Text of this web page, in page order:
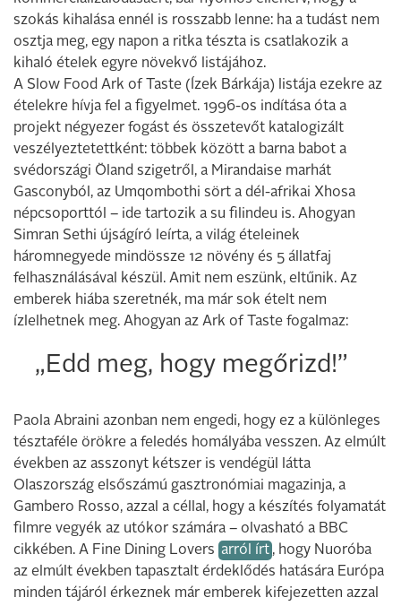
szokás kihalása ennél is rosszabb lenne: ha a tudást nem
osztja meg, egy napon a ritka tészta is csatlakozik a
kihaló ételek egyre növekvő listájához.
A Slow Food Ark of Taste (Ízek Bárkája) listája ezekre az
ételekre hívja fel a figyelmet. 1996-os indítása óta a
projekt négyezer fogást és összetevőt katalogizált
veszélyeztetettként: többek között a barna babot a
svédországi Öland szigetről, a Mirandaise marhát
Gasconyból, az Umqombothi sört a dél-afrikai Xhosa
népcsoporttól – ide tartozik a su filindeu is. Ahogyan
Simran Sethi újságíró leírta, a világ ételeinek
háromnegyede mindössze 12 növény és 5 állatfaj
felhasználásával készül. Amit nem eszünk, eltűnik. Az
emberek hiába szeretnék, ma már sok ételt nem
ízlelhetnek meg. Ahogyan az Ark of Taste fogalmaz:
„Edd meg, hogy megőrizd!”
Paola Abraini azonban nem engedi, hogy ez a különleges
tésztaféle örökre a feledés homályába vesszen. Az elmúlt
években az asszonyt kétszer is vendégül látta
Olaszország elsőszámú gasztronómiai magazinja, a
Gambero Rosso, azzal a céllal, hogy a készítés folyamatát
filmre vegyék az utókor számára – olvasható a BBC
cikkében. A Fine Dining Lovers arról írt , hogy Nuoróba
az elmúlt években tapasztalt érdeklődés hatására Európa
minden tájáról érkeznek már emberek kifejezetten azzal